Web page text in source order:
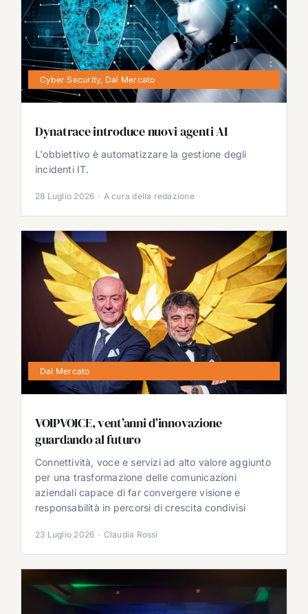
Cyber Security, Dal Mercato
Dynatrace introduce nuovi agenti AI
L'obbiettivo è automatizzare la gestione degli
incidenti IT.
28 Luglio 2026 · A cura della redazione
Dal Mercato
VOIPVOICE, vent’anni d’innovazione
guardando al futuro
Connettività, voce e servizi ad alto valore aggiunto
per una trasformazione delle comunicazioni
aziendali capace di far convergere visione e
responsabilità in percorsi di crescita condivisi
23 Luglio 2026 · Claudia Rossi